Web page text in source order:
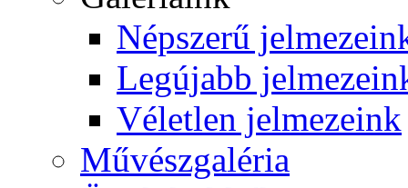
Népszerű
Legújabb
Véletlen jelmezeink
Művészgaléria